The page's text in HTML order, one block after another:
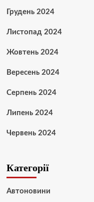
Грудень 2024
Листопад 2024
Жовтень 2024
Вересень 2024
Серпень 2024
Липень 2024
Червень 2024
Категорії
Автоновини